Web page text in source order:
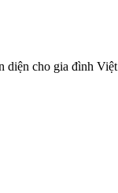
diện cho gia đình Việt